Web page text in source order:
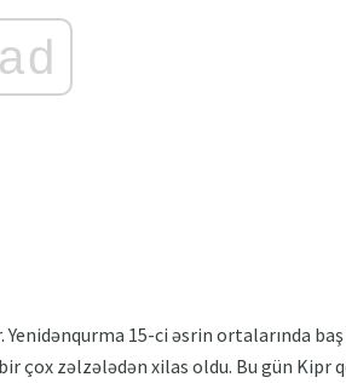
ad
15-ci əsrin ortalarında baş
çox zəlzələdən xilas oldu. Bu gün Kipr